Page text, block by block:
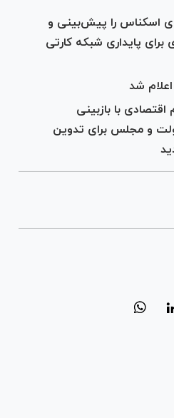
اسکناس را پیش‌بینی و
برای پایداری شبکه کارتی
شد
با بازبینی
و مجلس برای تدوین